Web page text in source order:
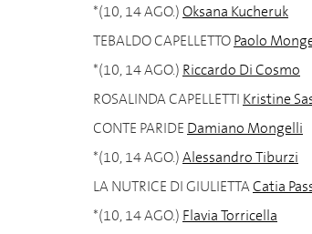
*(10, 14 AGO.)Oksana Kucheruk
TEBALDO CAPELLETTOPaolo
*(10, 14 AGO.) Riccardo Di Cosmo
ROSALINDA CAPELLETTI Kristine
CONTE PARIDE Damiano Mongelli
*(10, 14 AGO.)Alessandro Tiburzi
LA NUTRICE DI GIULIETTACatia
*(10, 14 AGO.) Flavia Torricella